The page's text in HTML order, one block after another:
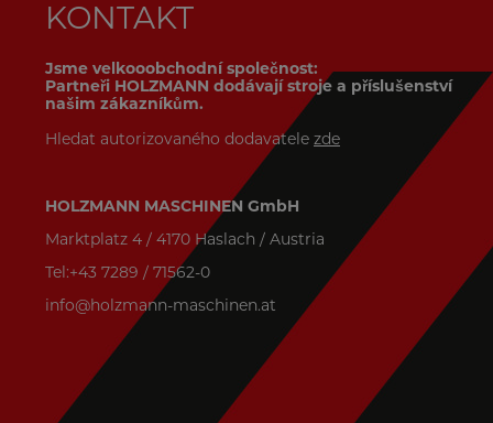
KONTAKT
Jsme velkooobchodní společnost:
Partneři HOLZMANN dodávají stroje a příslušenství
našim zákazníkům.
Hledat autorizovaného dodavatele zde
HOLZMANN MASCHINEN GmbH
Marktplatz 4 / 4170 Haslach / Austria
Tel:+43 7289 / 71562-0
info@holzmann-maschinen.at